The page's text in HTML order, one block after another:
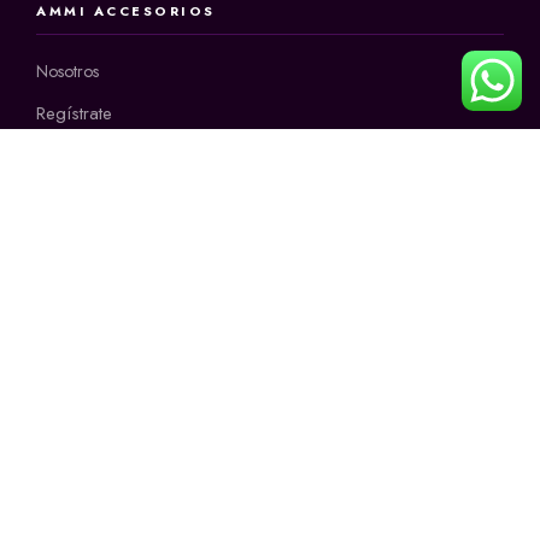
AMMI ACCESORIOS
Nosotros
Regístrate